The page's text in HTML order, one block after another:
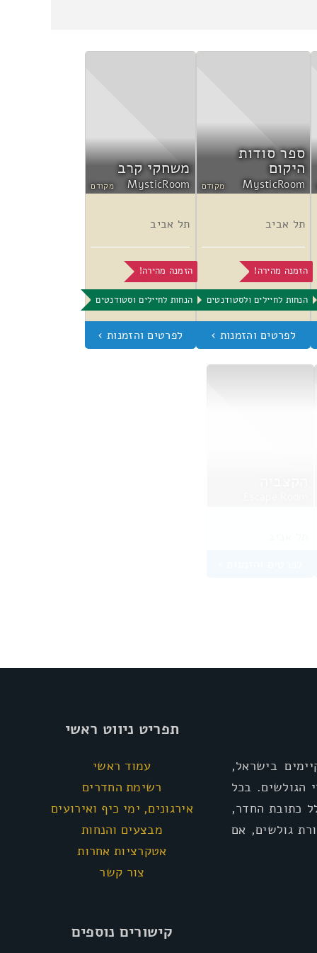
ספר סודות
היקום
MysticRoom מקודם
תל אביב
הזמנה מהירה!
הנחות לחיילים ולסטודנטים
משחקי קרב
MysticRoom מקודם
תל אביב
הזמנה מהירה!
הנחות לחיילים וסטודנטים
בישראל,
הגולשים. בכל
כתובת החדר,
גולשים, אם
תפריט ניווט ראשי
עמוד ראשי
רשימת החדרים
אירגונים, ימי כיף ואירועים
מבצעים והנחות
אטקרציות אחרות
צור קשר
קישורים נוספים